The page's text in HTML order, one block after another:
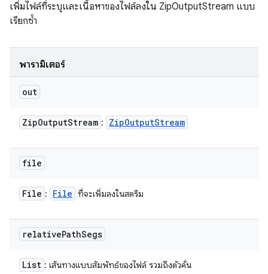
เพิ่มไฟล์ที่ระบุและเนื้อหาของไฟล์ลงใน ZipOutputStream แบบ
เรียกซ้ำ
พารามิเตอร์
out
ZipOutputStream : ZipOutputStream
file
File : File ที่จะเพิ่มลงในสตรีม
relativePathSegs
List : เส้นทางแบบสัมพัทธ์ของไฟล์ รวมถึงตัวคั่น